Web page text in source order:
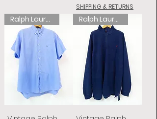
SHIPPING & RETURNS
Ralph Lauren Ralph Lauren